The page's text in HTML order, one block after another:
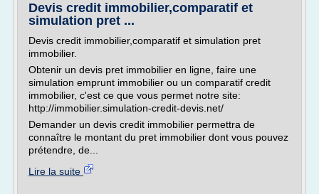
Devis credit immobilier,comparatif et
simulation pret ...
Devis credit immobilier,comparatif et simulation pret
immobilier.
Obtenir un devis pret immobilier en ligne, faire une
simulation emprunt immobilier ou un comparatif credit
immobilier, c'est ce que vous permet notre site:
http://immobilier.simulation-credit-devis.net/
Demander un devis credit immobilier permettra de
connaître le montant du pret immobilier dont vous pouvez
prétendre, de...
Lire la suite